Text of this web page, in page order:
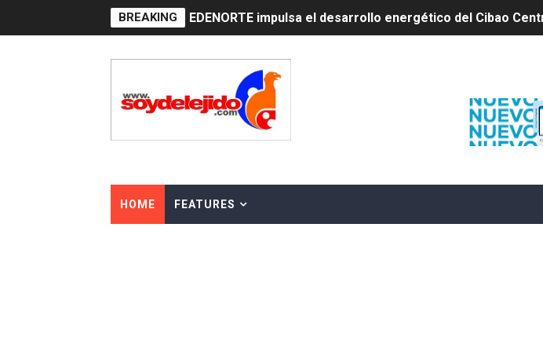
BREAKING Medallista olímpica Marileidy Paulino conquista oro en JCC
Nuevo Código Penal entra en vigor en República Dominicana
NY: Ultiman a puñaladas a un dominicano en Long Island
HOME FEATURES